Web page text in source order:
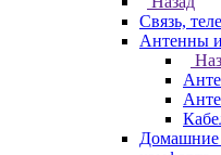
Связь,
Антенны
Домашние